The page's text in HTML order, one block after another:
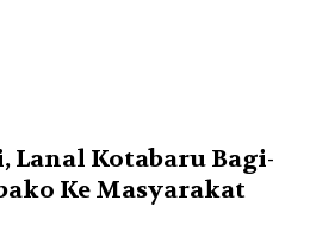
Lanal Kotabaru Bagi-
Ke Masyarakat